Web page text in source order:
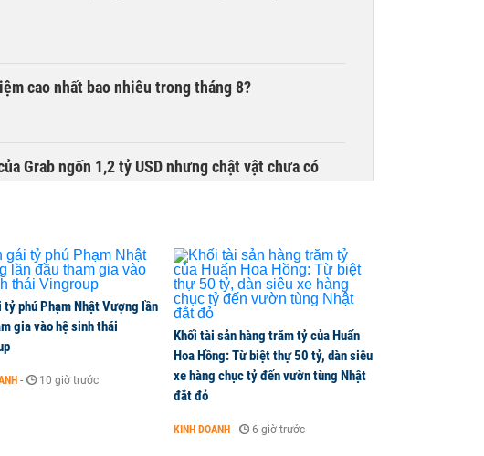
cao nhất bao nhiêu trong tháng 8?
Grab ngốn 1,2 tỷ USD nhưng chật vật chưa có
tỷ đồng sau tháng 7 ‘tồi tệ’
gì đang tạo nên sức hút của đô thị biển?
đô thị hơn 36.000 tỷ ở Mũi Né
tỷ phú Phạm Nhật Vượng lần
gia vào hệ sinh thái
- 10 giờ trước
Khối tài sản hàng trăm tỷ của Huấn
Hoa Hồng: Từ biệt thự 50 tỷ, dàn siêu
xe hàng chục tỷ đến vườn tùng Nhật
đắt đỏ
KINH DOANH - 6 giờ trước